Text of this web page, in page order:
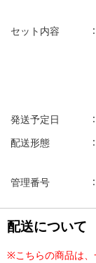
セット内容
発送予定日
配送形態
管理番号
配送について
※こちらの商品は、